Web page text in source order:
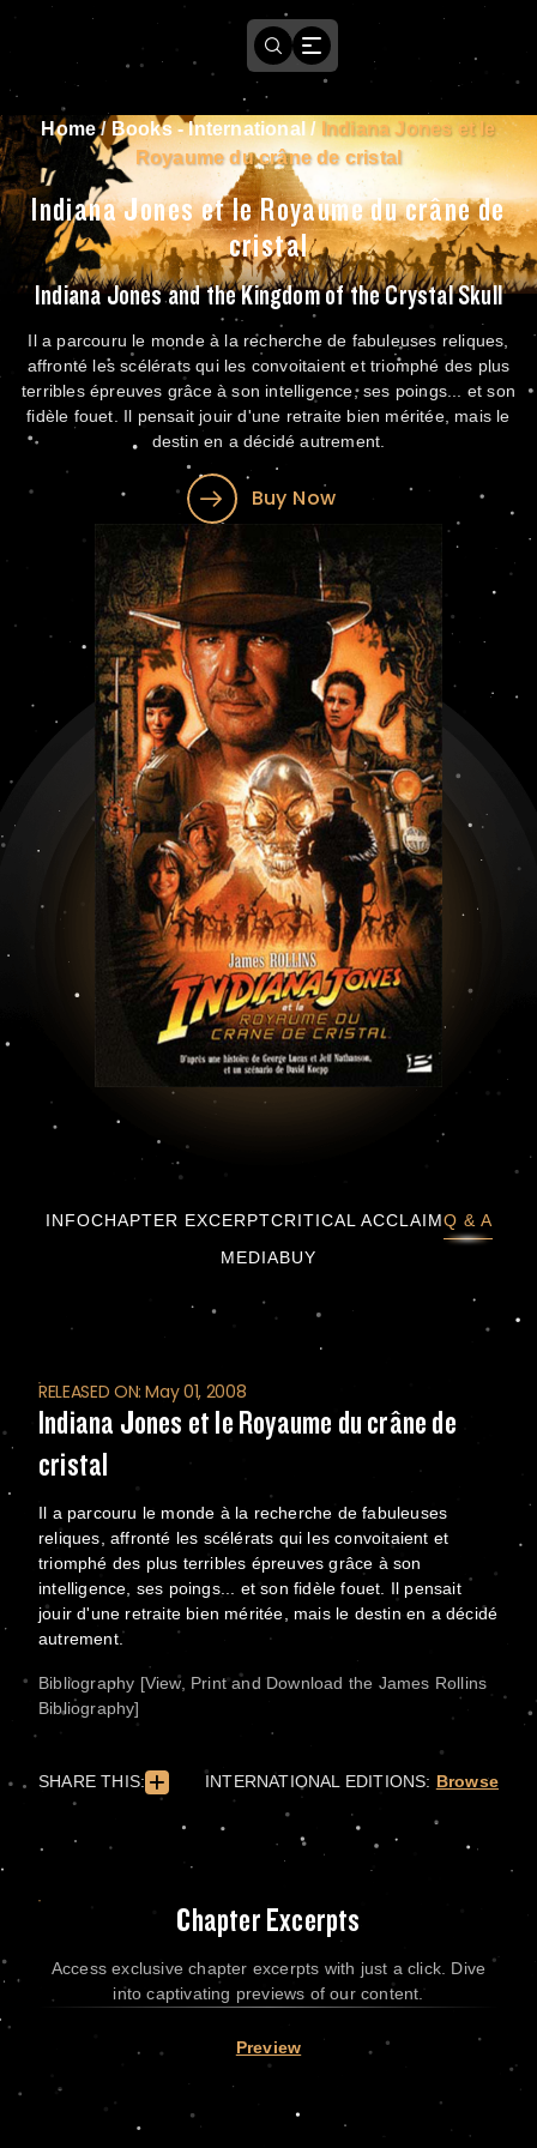
Home/ Books - International/Indiana Jones et le
Royaume du crâne de cristal
Indiana Jones et le Royaume du crâne de
cristal
Indiana Jones and the Kingdom of the Crystal Skull
Il a parcouru le monde à la recherche de fabuleuses reliques,
affronté les scélérats qui les convoitaient et triomphé des plus
terribles épreuves grâce à son intelligence, ses poings... et son
fidèle fouet. Il pensait jouir d'une retraite bien méritée, mais le
destin en a décidé autrement.
Buy Now
INFOCHAPTER EXCERPTCRITICAL ACCLAIMQ & A
MEDIABUY
RELEASED ON: May 01, 2008
Indiana Jones et le Royaume du crâne de
cristal
Il a parcouru le monde à la recherche de fabuleuses
reliques, affronté les scélérats qui les convoitaient et
triomphé des plus terribles épreuves grâce à son
intelligence, ses poings... et son fidèle fouet. Il pensait
jouir d'une retraite bien méritée, mais le destin en a décidé
autrement.
Bibliography [View, Print and Download the James Rollins
Bibliography]
SHARE THIS: INTERNATIONAL EDITIONS: Browse
Chapter Excerpts
Access exclusive chapter excerpts with just a click. Dive
into captivating previews of our content.
Preview